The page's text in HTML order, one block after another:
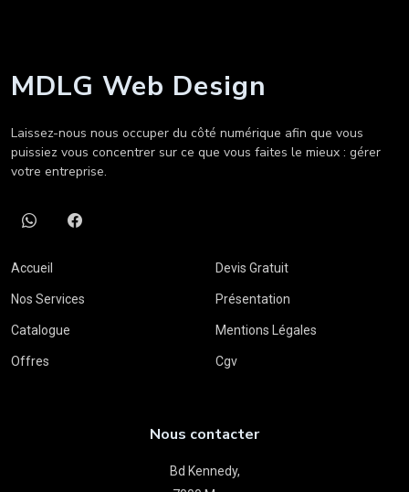
MDLG Web Design
Laissez-nous nous occuper du côté numérique afin que vous
puissiez vous concentrer sur ce que vous faites le mieux : gérer
votre entreprise.
Accueil
Nos Services
Catalogue
Offres
Devis Gratuit
Présentation
Mentions Légales
Cgv
Nous contacter
Bd Kennedy,